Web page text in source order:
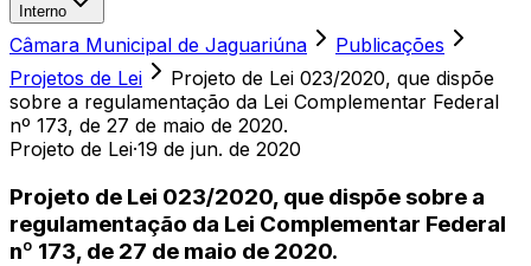
Interno
Câmara Municipal de Jaguariúna
Publicações
Projetos de Lei
Projeto de Lei 023/2020, que dispõe
sobre a regulamentação da Lei Complementar Federal
nº 173, de 27 de maio de 2020.
Projeto de Lei·19 de jun. de 2020
Projeto de Lei 023/2020, que dispõe sobre a
regulamentação da Lei Complementar Federal
nº 173, de 27 de maio de 2020.